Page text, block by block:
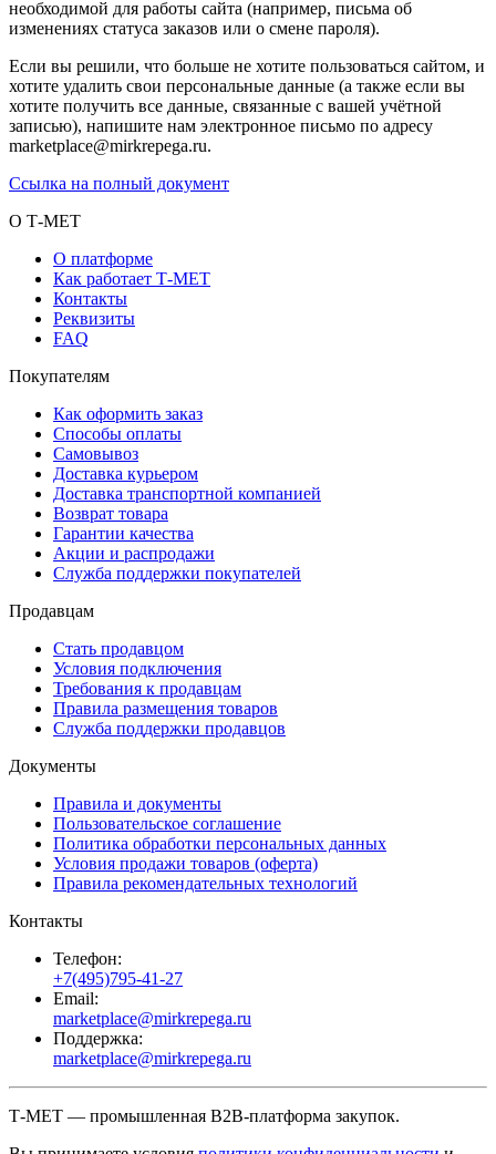
необходимой для работы сайта (например, письма об
изменениях статуса заказов или о смене пароля).
Если вы решили, что больше не хотите пользоваться сайтом, и
хотите удалить свои персональные данные (а также если вы
хотите получить все данные, связанные с вашей учётной
записью), напишите нам электронное письмо по адресу
marketplace@mirkrepega.ru.
Ссылка на полный документ
О Т-МЕТ
О платформе
Как работает Т-МЕТ
Контакты
Реквизиты
FAQ
Покупателям
Как оформить заказ
Способы оплаты
Самовывоз
Доставка курьером
Доставка транспортной компанией
Возврат товара
Гарантии качества
Акции и распродажи
Служба поддержки покупателей
Продавцам
Стать продавцом
Условия подключения
Требования к продавцам
Правила размещения товаров
Служба поддержки продавцов
Документы
Правила и документы
Пользовательское соглашение
Политика обработки персональных данных
Условия продажи товаров (оферта)
Правила рекомендательных технологий
Контакты
Телефон:
+7(495)795-41-27
Email:
marketplace@mirkrepega.ru
Поддержка:
marketplace@mirkrepega.ru
Т-МЕТ — промышленная B2B-платформа закупок.